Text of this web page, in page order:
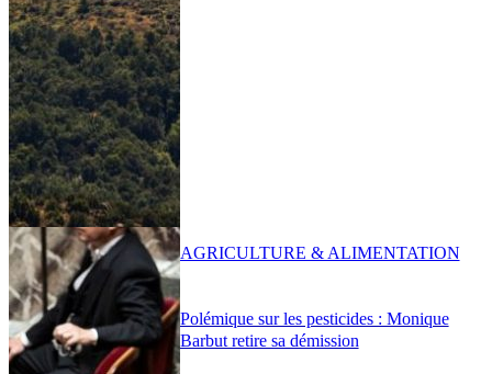
Polémique sur les pesticides : Monique
Barbut retire sa démission
AGRICULTURE & ALIMENTATION